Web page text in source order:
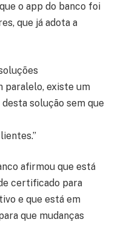
o app do banco foi
que já adota a
paralelo, existe um
solução sem que
afirmou que está
certificado para
e que está em
que mudanças